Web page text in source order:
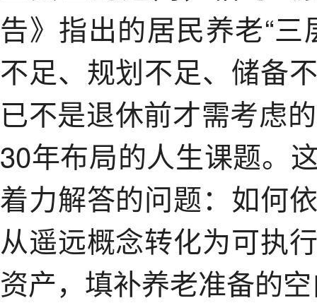
告》指出的居民养老“
不足、规划不足、储备
已不是退休前才需考虑
30年布局的人生课题。
着力解答的问题：如何
从遥远概念转化为可执
资产，填补养老准备的